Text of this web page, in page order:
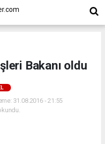
Bakanı oldu
31.08.2016 - 21:55